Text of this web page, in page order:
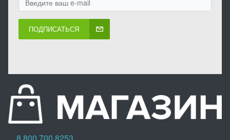
ПОДПИСАТЬСЯ
8 800 700 8253